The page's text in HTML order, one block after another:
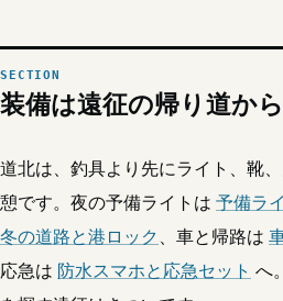
装備は遠征の帰り道か
道北は、釣具より先にライト、靴
憩です。夜の予備ライトは 予備ラ
冬の道路と港ロック、車と帰路は
応急は 防水スマホと応急セット へ